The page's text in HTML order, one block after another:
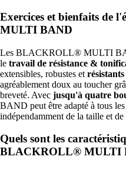
Exercices et bienfaits de
MULTI BAND
Les BLACKROLL® MULTI
le travail de résistance &
extensibles, robustes et
agréablement doux au toucher
breveté. Avec jusqu'à quatre
BAND peut être adapté à tous
indépendamment de la taille et
Quels sont les
BLACKROLL® MULTI